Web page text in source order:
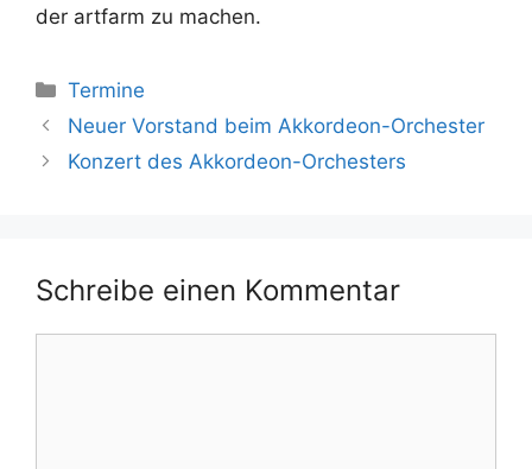
der artfarm zu machen.
Kategorien
Termine
Neuer Vorstand beim Akkordeon-Orchester
Konzert des Akkordeon-Orchesters
Schreibe einen Kommentar